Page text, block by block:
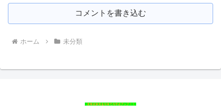
コメントを書き込む
ホーム 未分類